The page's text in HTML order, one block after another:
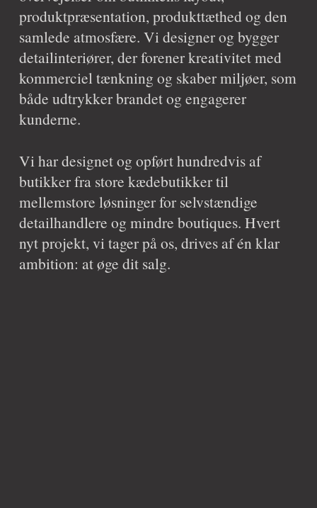
produktpræsentation, produkttæthed og den
samlede atmosfære. Vi designer og bygger
detailinteriører, der forener kreativitet med
kommerciel tænkning og skaber miljøer, som
både udtrykker brandet og engagerer
kunderne.
Vi har designet og opført hundredvis af
butikker fra store kædebutikker til
mellemstore løsninger for selvstændige
detailhandlere og mindre boutiques. Hvert
nyt projekt, vi tager på os, drives af én klar
ambition: at øge dit salg.